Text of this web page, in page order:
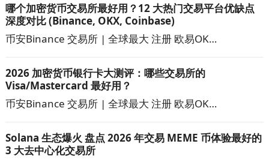
哪个加密货币交易所最好用？12 大热门交易平台优缺点
深度对比 (Binance, OKX, Coinbase)
币安Binance 交易所 | 全球最大 注册 欧易OK…
2026 加密货币银行卡大测评：哪些交易所的
Visa/Mastercard 最好用？
币安Binance 交易所 | 全球最大 注册 欧易OK…
Solana 生态爆火 盘点 2026 年交易 MEME 币体验最好的
3 大去中心化交易所